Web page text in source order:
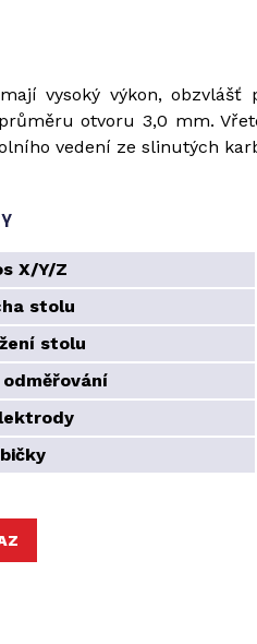
vysoký výkon,
otvoru 3,0 mm.
vedení ze slinutých
X/Y/Z
stolu
stolu